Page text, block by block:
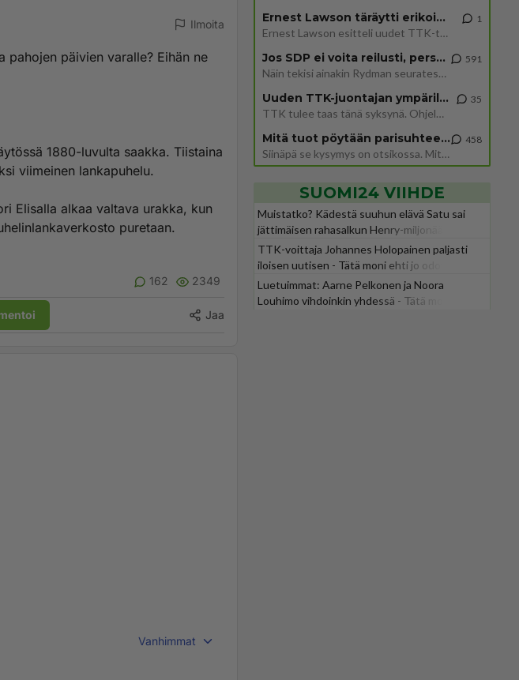
Ilmoita
pahojen päivien varalle? Eihän ne
1880-luvulta saakka. Tiistaina
viimeinen lankapuhelu.
Elisalla alkaa valtava urakka, kun
puretaan.
162 2349
Jaa
Vanhimmat
Ernest Lawson täräytti erikoisen heiton TTK-lehdistötilaisuudessa: " Onko tässä tarkoituksena...?"
Ernest Lawson esitteli uudet TTK-tähtioppilaat ja opettajat torstaina 6.8. lehdistölle. Tulevalla kaudella on yksi hausk
1
Jos SDP ei voita reilusti, persut kumoavat demokratian Suomesta
Näin tekisi ainakin Rydman seuratessaan idolinsa Trumpin mallia https://www.is.fi/politiikka/art-2000012187244.html
591
Uuden TTK-juontajan ympärillä epätietoisuus sakenee - Nyt MTV hämmentää soppaa
TTK tulee taas tänä syksynä. Ohjelman uudet tähtioppilaat julkistetaan torstaina 6. elokuuta klo 14 alkavassa lehdistö
35
Mitä tuot pöytään parisuhteessa?
Siinäpä se kysymys on otsikossa. Mitäpä siis tuot/toisit pöytään parisuhteessa? Oletko mies vai nainen? Koetko sen mitä
458
SUOMI24 VIIHDE
Muistatko? Kädestä suuhun elävä Satu sai
jättimäisen rahasalkun Henry-miljonääriltä
TTK-voittaja Johannes Holopainen paljasti
iloisen uutisen - Tätä moni ehti jo odottaa
Luetuimmat: Aarne Pelkonen ja Noora
Louhimo vihdoinkin yhdessä - Tätä moni jo